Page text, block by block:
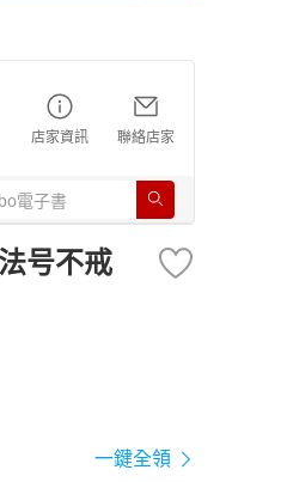
店家資訊 聯絡店家
号不戒
一鍵全領